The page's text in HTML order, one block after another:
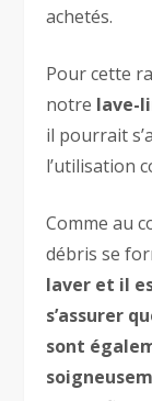
achetés.
Pour cette
notre lave-
il pourrait
l’utilisation
Comme au
débris se
laver et il
s’assurer
sont